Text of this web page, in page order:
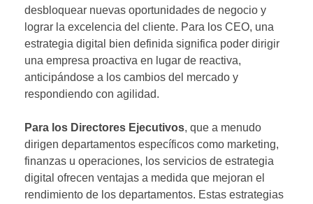
desbloquear nuevas oportunidades de negocio y
lograr la excelencia del cliente. Para los CEO, una
estrategia digital bien definida significa poder dirigir
una empresa proactiva en lugar de reactiva,
anticipándose a los cambios del mercado y
respondiendo con agilidad.
Para los Directores Ejecutivos, que a menudo
dirigen departamentos específicos como marketing,
finanzas u operaciones, los servicios de estrategia
digital ofrecen ventajas a medida que mejoran el
rendimiento de los departamentos. Estas estrategias